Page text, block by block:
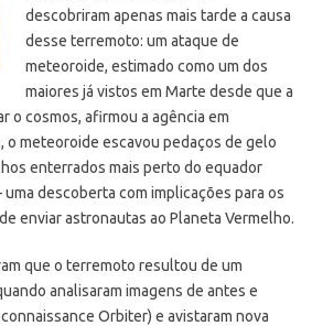
descobriram apenas mais tarde a causa
desse terremoto: um ataque de
meteoroide, estimado como um dos
maiores já vistos em Marte desde que a
o cosmos, afirmou a agência em
o meteoroide escavou pedaços de gelo
enterrados mais perto do equador
uma descoberta com implicações para os
enviar astronautas ao Planeta Vermelho.
que o terremoto resultou de um
analisaram imagens de antes e
Orbiter) e avistaram nova